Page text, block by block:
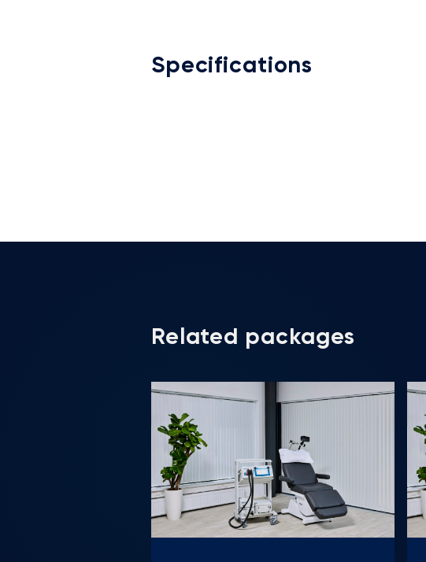
Specifications
Related packages